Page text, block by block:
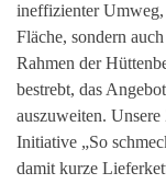
ineffizienter
Fläche, sondern
Rahmen der
bestrebt, das
auszuweiten.
Initiative „So
damit kurze